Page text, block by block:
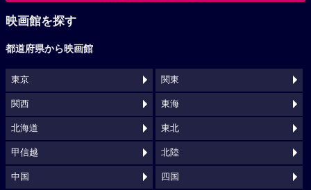
映画館を探す
都道府県から映画館
東京 関東
関西 東海
北海道 東北
甲信越 北陸
中国 四国